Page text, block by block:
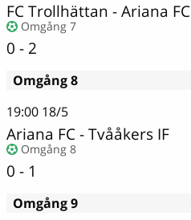
FC Trollhättan -Ariana FC
Omgång 7
0 - 2
Omgång 8
19:00 18/5
Ariana FC-Tvååkers IF
Omgång 8
0 - 1
Omgång 9